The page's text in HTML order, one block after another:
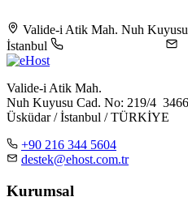
Valide-i Atik Mah. Nuh
İstanbul
Valide-i Atik Mah.
Nuh Kuyusu Cad. No: 219/4
Üsküdar / İstanbul / TÜRKİYE
+90 216 344 5604
destek@ehost.com.tr
Kurumsal